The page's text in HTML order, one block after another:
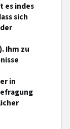
es indes
sich
Ihm zu
in